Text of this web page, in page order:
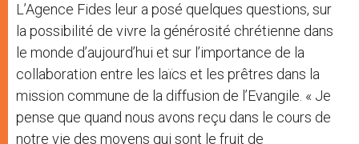
L’Agence Fides leur a posé quelques questions, sur
la possibilité de vivre la générosité chrétienne dans
le monde d’aujourd’hui et sur l’importance de la
collaboration entre les laïcs et les prêtres dans la
mission commune de la diffusion de l’Evangile. « Je
pense que quand nous avons reçu dans le cours de
notre vie des moyens qui sont le fruit de